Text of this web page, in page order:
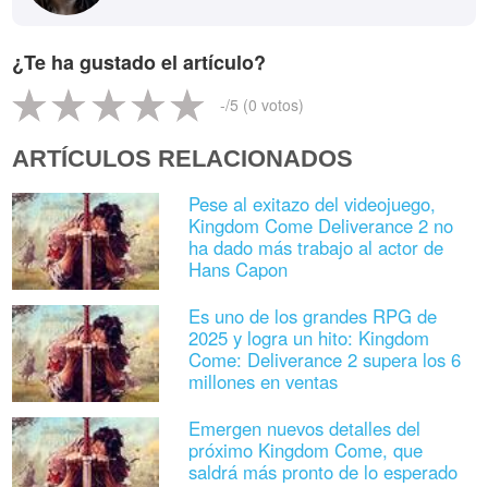
¿Te ha gustado el artículo?
-/5 (0 votos)
ARTÍCULOS RELACIONADOS
Pese al exitazo del videojuego,
Kingdom Come Deliverance 2 no
ha dado más trabajo al actor de
Hans Capon
Es uno de los grandes RPG de
2025 y logra un hito: Kingdom
Come: Deliverance 2 supera los 6
millones en ventas
Emergen nuevos detalles del
próximo Kingdom Come, que
saldrá más pronto de lo esperado